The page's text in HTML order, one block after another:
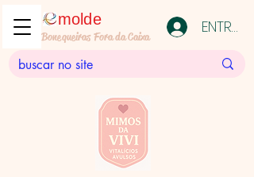
molde
Bonequeiras Fora da Caixa ENTRAR